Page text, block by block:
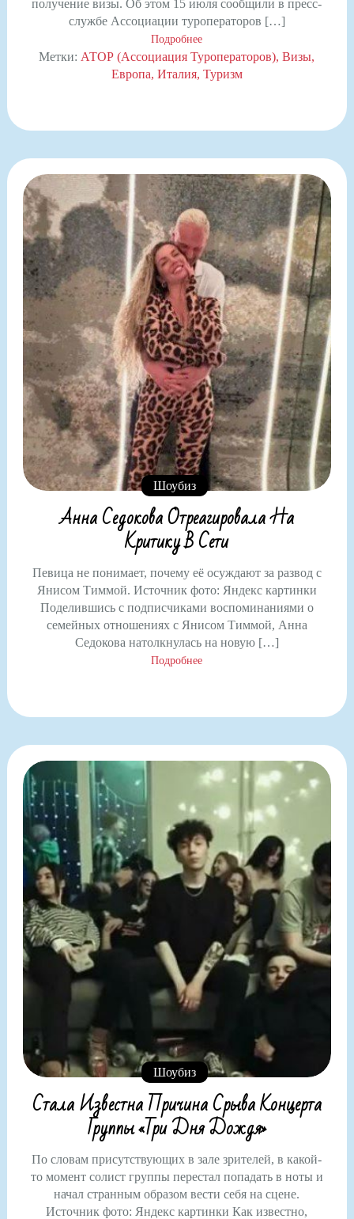
получение визы. Об этом 15 июля сообщили в пресс-
службе Ассоциации туроператоров […]
Подробнее
Метки: АТОР (Ассоциация Туроператоров) Визы
Европа Италия Туризм
Шоубиз
Анна Седокова Отреагировала На
Критику В Сети
Певица не понимает, почему её осуждают за развод с
Янисом Тиммой. Источник фото: Яндекс картинки
Поделившись с подписчиками воспоминаниями о
семейных отношениях с Янисом Тиммой, Анна
Седокова натолкнулась на новую […]
Подробнее
Шоубиз
Стала Известна Причина Срыва Концерта
Группы «Три Дня Дождя»
По словам присутствующих в зале зрителей, в какой-
то момент солист группы перестал попадать в ноты и
начал странным образом вести себя на сцене.
Источник фото: Яндекс картинки Как известно,